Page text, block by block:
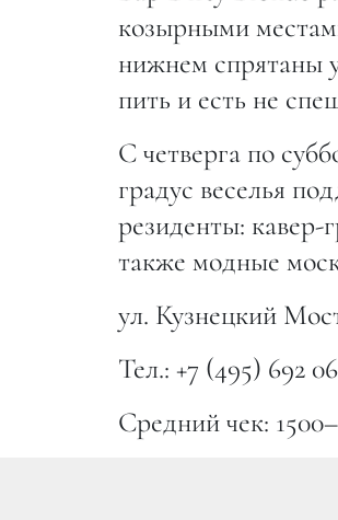
козырными
нижнем спрятаны
пить и есть не
С четверга по
градус веселья
резиденты:
также модные
ул. Кузнецкий
Тел.: +7 (495) 692
Средний чек: